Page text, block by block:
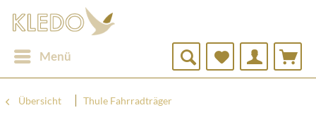
Menü
Übersicht Thule Fahrradträger